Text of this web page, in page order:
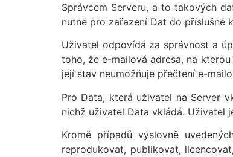
Správcem Serveru, a to takových
nutné pro zařazení Dat do příslušné
Uživatel odpovídá za správnost a
toho, že e-mailová adresa, na
její stav neumožňuje přečtení e-
Pro Data, která uživatel na Server
nichž uživatel Data vkládá. Uživatel
Kromě případů výslovně
reprodukovat, publikovat,